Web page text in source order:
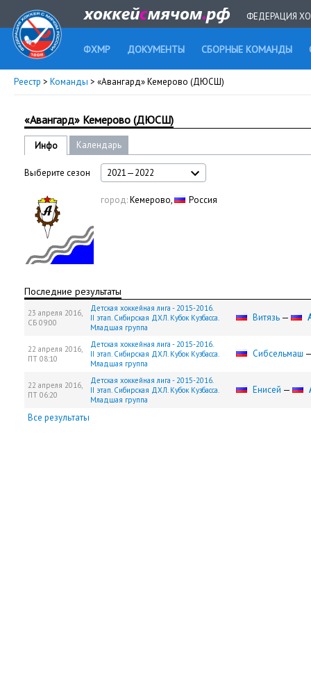
ФЕДЕРАЦИЯ
ФХМР ДОКУМЕНТЫ СБОРНЫЕ КОМАНДЫ
Реестр > Команды > «Авангард» Кемерово (ДЮСШ)
«Авангард» Кемерово (ДЮСШ)
Инфо Календарь
Выберите сезон 2021—2022
город:Кемерово, Россия
Последние результаты
23 апреля 2016,
СБ 09:00
Детская хоккейная лига - 2015-2016.
II этап. Сибирская ДХЛ. Кубок Кузбасса.
Младшая группа
Витязь —
22 апреля 2016,
ПТ 08:10
Детская хоккейная лига - 2015-2016.
II этап. Сибирская ДХЛ. Кубок Кузбасса.
Младшая группа
Сибсельмаш
22 апреля 2016,
ПТ 06:20
Детская хоккейная лига - 2015-2016.
II этап. Сибирская ДХЛ. Кубок Кузбасса.
Младшая группа
Енисей —
Все результаты